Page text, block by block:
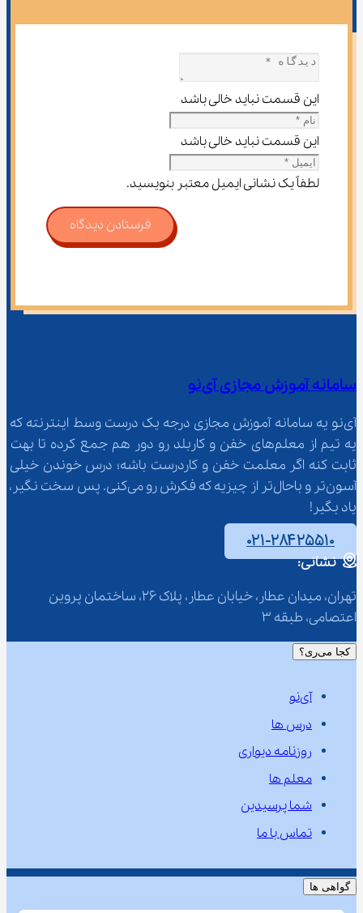
این قسمت نباید خالی باشد
این قسمت نباید خالی باشد
لطفاً یک نشانی ایمیل معتبر بنویسید.
فرستادن دیدگاه
سامانه آموزش مجازی آی‌نو
آی‌نو یه سامانه آموزش مجازی درجه یک درست وسط اینترنته که
یه تیم از معلم‌‌های خفن و کاربلد رو دور هم جمع کرده تا بهت
ثابت کنه اگر معلمت خفن و کاردرست باشه؛ درس خوندن خیلی
آسون‌تر و باحال‌تر از چیزیه که فکرش رو می‌کنی. پس سخت نگیر،
یاد بگیر!
۰۲۱-۲۸۴۲۵۵۱۰
نشانی:
تهران، میدان عطار، خیابان عطار، پلاک 26، ساختمان پروین
اعتصامی، طبقه 3
کجا می‌ری؟
آی‌نو
درس ها
روزنامه دیواری
معلم ها
شما پرسیدین
تماس با ما
گواهی ها